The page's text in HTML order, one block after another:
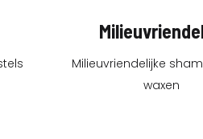
Milieuvriendelijke
waxen